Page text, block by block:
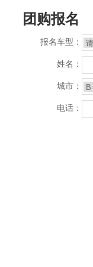
团购报名
报名车型：
姓名：
城市：
电话：